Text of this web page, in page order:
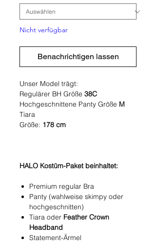
Nicht verfügbar
Benachrichtigen lassen
Unser Model trägt:
Regulärer BH Größe 38C
Hochgeschnittene Panty Größe M
Tiara
Größe: 178 cm
HALO Kostüm-Paket beinhaltet:
Premium regular Bra
Panty (wahlweise skimpy oder
hochgeschnitten)
Tiara oder Feather Crown
Headband
Statement-Ärmel